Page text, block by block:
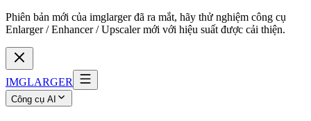
Phiên bản mới của imglarger đã ra mắt, hãy thử nghiệm công cụ
Enlarger / Enhancer / Upscaler mới với hiệu suất được cải thiện.
IMGLARGER
Công cụ AI